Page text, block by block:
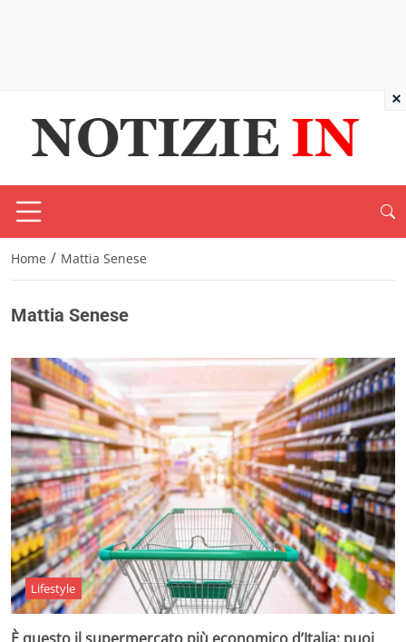
Home / Mattia Senese
Mattia Senese
Lifestyle
×